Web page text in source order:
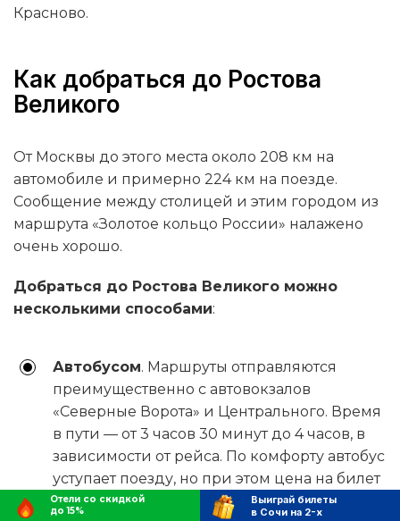
Красново.
Как добраться до Ростова
Великого
От Москвы до этого места около 208 км на
автомобиле и примерно 224 км на поезде.
Сообщение между столицей и этим городом из
маршрута «Золотое кольцо России» налажено
очень хорошо.
Добраться до Ростова Великого можно
несколькими способами:
Автобусом. Маршруты отправляются
преимущественно с автовокзалов
«Северные Ворота» и Центрального. Время
в пути — от 3 часов 30 минут до 4 часов, в
зависимости от рейса. По комфорту автобус
уступает поезду, но при этом цена на билет
такая же.
Отели со скидкой
до 15%
Выиграй билеты
в Сочи на 2-х